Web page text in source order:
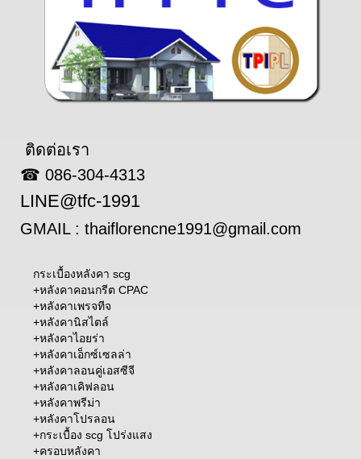
ติดต่อเรา
☎ 086-304-4313
LINE@tfc-1991
GMAIL : thaiflorencne1991@gmail.com
กระเบื้องหลังคา scg
+หลังคาคอนกรีต CPAC
+หลังคาเพรจทีจ
+หลังคานิสไตล์
+หลังคาไอยร่า
+หลังคาเอ็กซ์เซลล่า
+หลังคาลอนคู่เอสซีจี
+หลังคาเคิฟลอน
+หลังคาพรีม่า
+หลังคาโปรลอน
+กระเบื้อง scg โปร่งแสง
+ครอบหลังคา